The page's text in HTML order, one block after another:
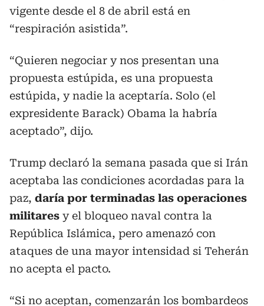
vigente desde el 8 de abril está en
“respiración asistida”.
“Quieren negociar y nos presentan una
propuesta estúpida, es una propuesta
estúpida, y nadie la aceptaría. Solo (el
expresidente Barack) Obama la habría
aceptado”, dijo.
Trump declaró la semana pasada que si Irán
aceptaba las condiciones acordadas para la
paz, daría por terminadas las operaciones
militares y el bloqueo naval contra la
República Islámica, pero amenazó con
ataques de una mayor intensidad si Teherán
no acepta el pacto.
“Si no aceptan, comenzarán los bombardeos